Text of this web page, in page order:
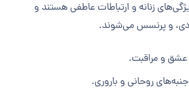
زنانه و ارتباطات عاطفی هستند و
و پرنسس می‌شوند.
عشق و مراقبت.
جنبه‌های روحانی و باروری.